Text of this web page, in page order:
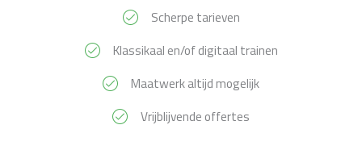
Scherpe tarieven
Klassikaal en/of digitaal trainen
Maatwerk altijd mogelijk
Vrijblijvende offertes